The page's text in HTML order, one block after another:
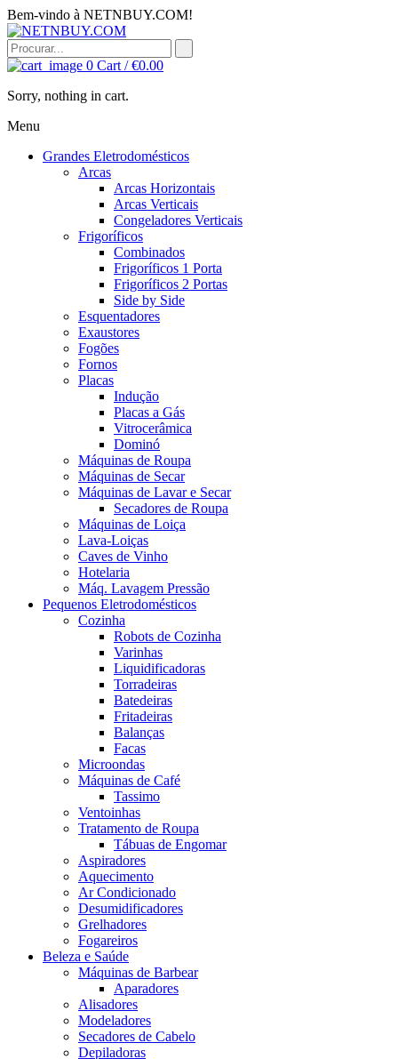
Bem-vindo à NETNBUY.COM!
0 Cart /€0.00
Sorry, nothing in cart.
Menu
Grandes Eletrodomésticos
Arcas
Arcas Horizontais
Arcas Verticais
Congeladores Verticais
Frigoríficos
Combinados
Frigoríficos 1 Porta
Frigoríficos 2 Portas
Side by Side
Esquentadores
Exaustores
Fogões
Fornos
Placas
Indução
Placas a Gás
Vitrocerâmica
Dominó
Máquinas de Roupa
Máquinas de Secar
Máquinas de Lavar e Secar
Secadores de Roupa
Máquinas de Loiça
Lava-Loiças
Caves de Vinho
Hotelaria
Máq. Lavagem Pressão
Pequenos Eletrodomésticos
Cozinha
Robots de Cozinha
Varinhas
Liquidificadoras
Torradeiras
Batedeiras
Fritadeiras
Balanças
Facas
Microondas
Máquinas de Café
Tassimo
Ventoinhas
Tratamento de Roupa
Tábuas de Engomar
Aspiradores
Aquecimento
Ar Condicionado
Desumidificadores
Grelhadores
Fogareiros
Beleza e Saúde
Máquinas de Barbear
Aparadores
Alisadores
Modeladores
Secadores de Cabelo
Depiladoras